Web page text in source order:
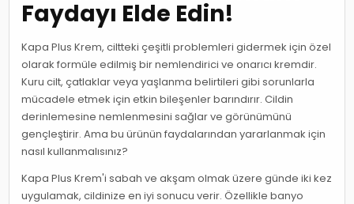
Faydayı Elde Edin!
Kapa Plus Krem, ciltteki çeşitli problemleri gidermek için özel
olarak formüle edilmiş bir nemlendirici ve onarıcı kremdir.
Kuru cilt, çatlaklar veya yaşlanma belirtileri gibi sorunlarla
mücadele etmek için etkin bileşenler barındırır. Cildin
derinlemesine nemlenmesini sağlar ve görünümünü
gençleştirir. Ama bu ürünün faydalarından yararlanmak için
nasıl kullanmalısınız?
Kapa Plus Krem'i sabah ve akşam olmak üzere günde iki kez
uygulamak, cildinize en iyi sonucu verir. Özellikle banyo